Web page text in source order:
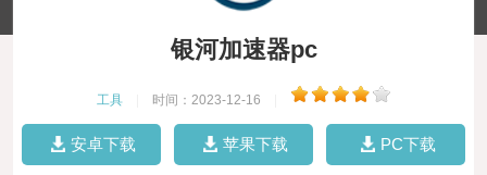
银河加速器pc
工具 时间：2023-12-16
安卓下载 苹果下载 PC下载